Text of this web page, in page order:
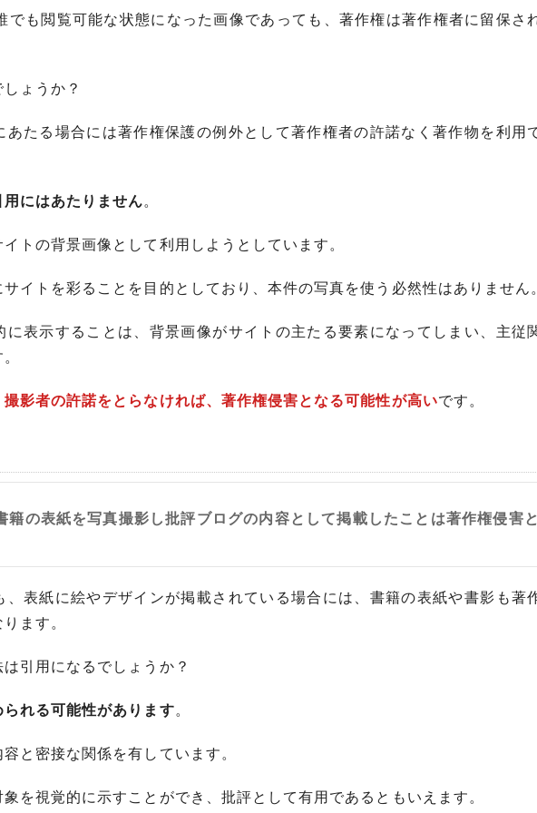
でも閲覧可能な状態になった画像であっても、著作権は著作権者に留保さ
ょうか？
たる場合には著作権保護の例外として著作権者の許諾なく著作物を利用
用にはあたりません。
トの背景画像として利用しようとしています。
イトを彩ることを目的としており、本件の写真を使う必然性はありません
に表示することは、背景画像がサイトの主たる要素になってしまい、主従
撮影者の許諾をとらなければ、著作権侵害となる可能性が高いです。
籍の表紙を写真撮影し批評ブログの内容として掲載したことは著作権侵害
、表紙に絵やデザインが掲載されている場合には、書籍の表紙や書影も著
ます。
引用になるでしょうか？
られる可能性があります。
と密接な関係を有しています。
を視覚的に示すことができ、批評として有用であるともいえます。